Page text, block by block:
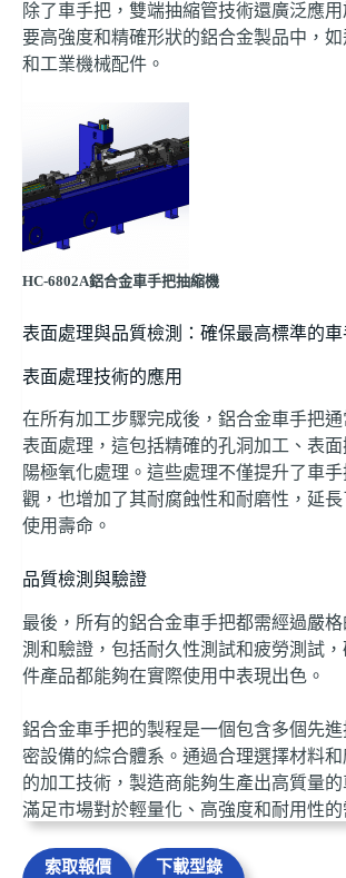
除了車手把，雙端抽縮管技術還廣泛應
要高強度和精確形狀的鋁合金製品中，
和工業機械配件。
HC-6802A鋁合金車手把抽縮機
表面處理與品質檢測：確保最高標準的
表面處理技術的應用
在所有加工步驟完成後，鋁合金車手把
表面處理，這包括精確的孔洞加工、表
陽極氧化處理。這些處理不僅提升了車
觀，也增加了其耐腐蝕性和耐磨性，延
使用壽命。
品質檢測與驗證
最後，所有的鋁合金車手把都需經過嚴
測和驗證，包括耐久性測試和疲勞測試
件產品都能夠在實際使用中表現出色。
鋁合金車手把的製程是一個包含多個先
密設備的綜合體系。通過合理選擇材料
的加工技術，製造商能夠生產出高質量的
滿足市場對於輕量化、高強度和耐用性的
索取報價 下載型錄